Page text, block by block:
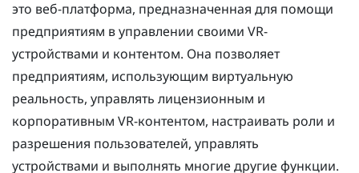
это веб-платформа, предназначенная для помощи
предприятиям в управлении своими VR-
устройствами и контентом. Она позволяет
предприятиям, использующим виртуальную
реальность, управлять лицензионным и
корпоративным VR-контентом, настраивать роли и
разрешения пользователей, управлять
устройствами и выполнять многие другие функции.